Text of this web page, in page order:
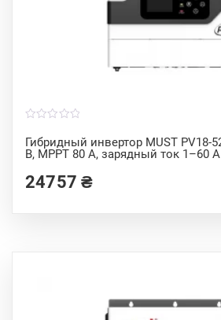
Гибридный инвертор MUST PV18-
В, MPPT 80 А, зарядный ток 1–60 А
o
u
t
f
5
24757₴